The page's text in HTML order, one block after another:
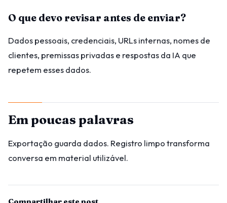
O que devo revisar antes de enviar?
Dados pessoais, credenciais, URLs internas, nomes de
clientes, premissas privadas e respostas da IA que
repetem esses dados.
Em poucas palavras
Exportação guarda dados. Registro limpo transforma
conversa em material utilizável.